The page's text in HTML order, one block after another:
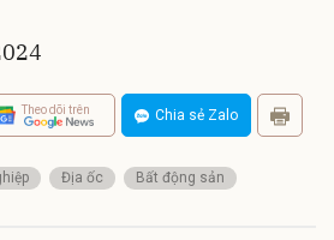
Theo dõi trên Chia sẻ Zalo
Địa ốc Bất động sản